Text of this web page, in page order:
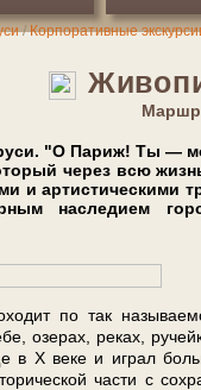
/Корпоративные
"О Па­риж! Ты —
че­рез всю
и
на­сле­ди­ем
по так
озе­рах, ре­ках,
в X ве­ке и иг­рал
ча­сти с